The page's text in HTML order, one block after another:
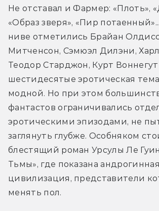
Не отставал и Фармер: «Плоть»,
«Образ зверя», «Пир
ниве отметились Брайан
Митченсон, Сэмюэл Дилэни,
Теодор Старджон, Курт
шестидесятые эротическая
модной. Но при этом
фантастов ограничивались
эротическими эпизодами, не
заглянуть глубже. Особняком
блестящий роман Урсулы Ле
Тьмы», где показана андрогинная
цивилизация, представители
менять пол.